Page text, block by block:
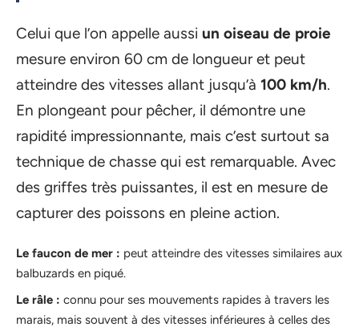
Celui que l’on appelle aussi un oiseau de proie
mesure environ 60 cm de longueur et peut
atteindre des vitesses allant jusqu’à 100 km/h.
En plongeant pour pêcher, il démontre une
rapidité impressionnante, mais c’est surtout sa
technique de chasse qui est remarquable. Avec
des griffes très puissantes, il est en mesure de
capturer des poissons en pleine action.
Le faucon de mer : peut atteindre des vitesses similaires aux
balbuzards en piqué.
Le râle : connu pour ses mouvements rapides à travers les
marais, mais souvent à des vitesses inférieures à celles des